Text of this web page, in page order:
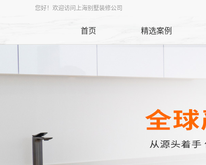
您好！欢迎访问上海别墅装修公司
首页 精选案例